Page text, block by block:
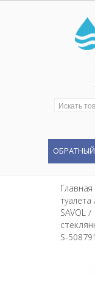
Искать:
Главная
туалета
SAVOL /
S-508791